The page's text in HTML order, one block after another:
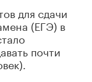
для сдачи
(ЕГЭ) в
почти